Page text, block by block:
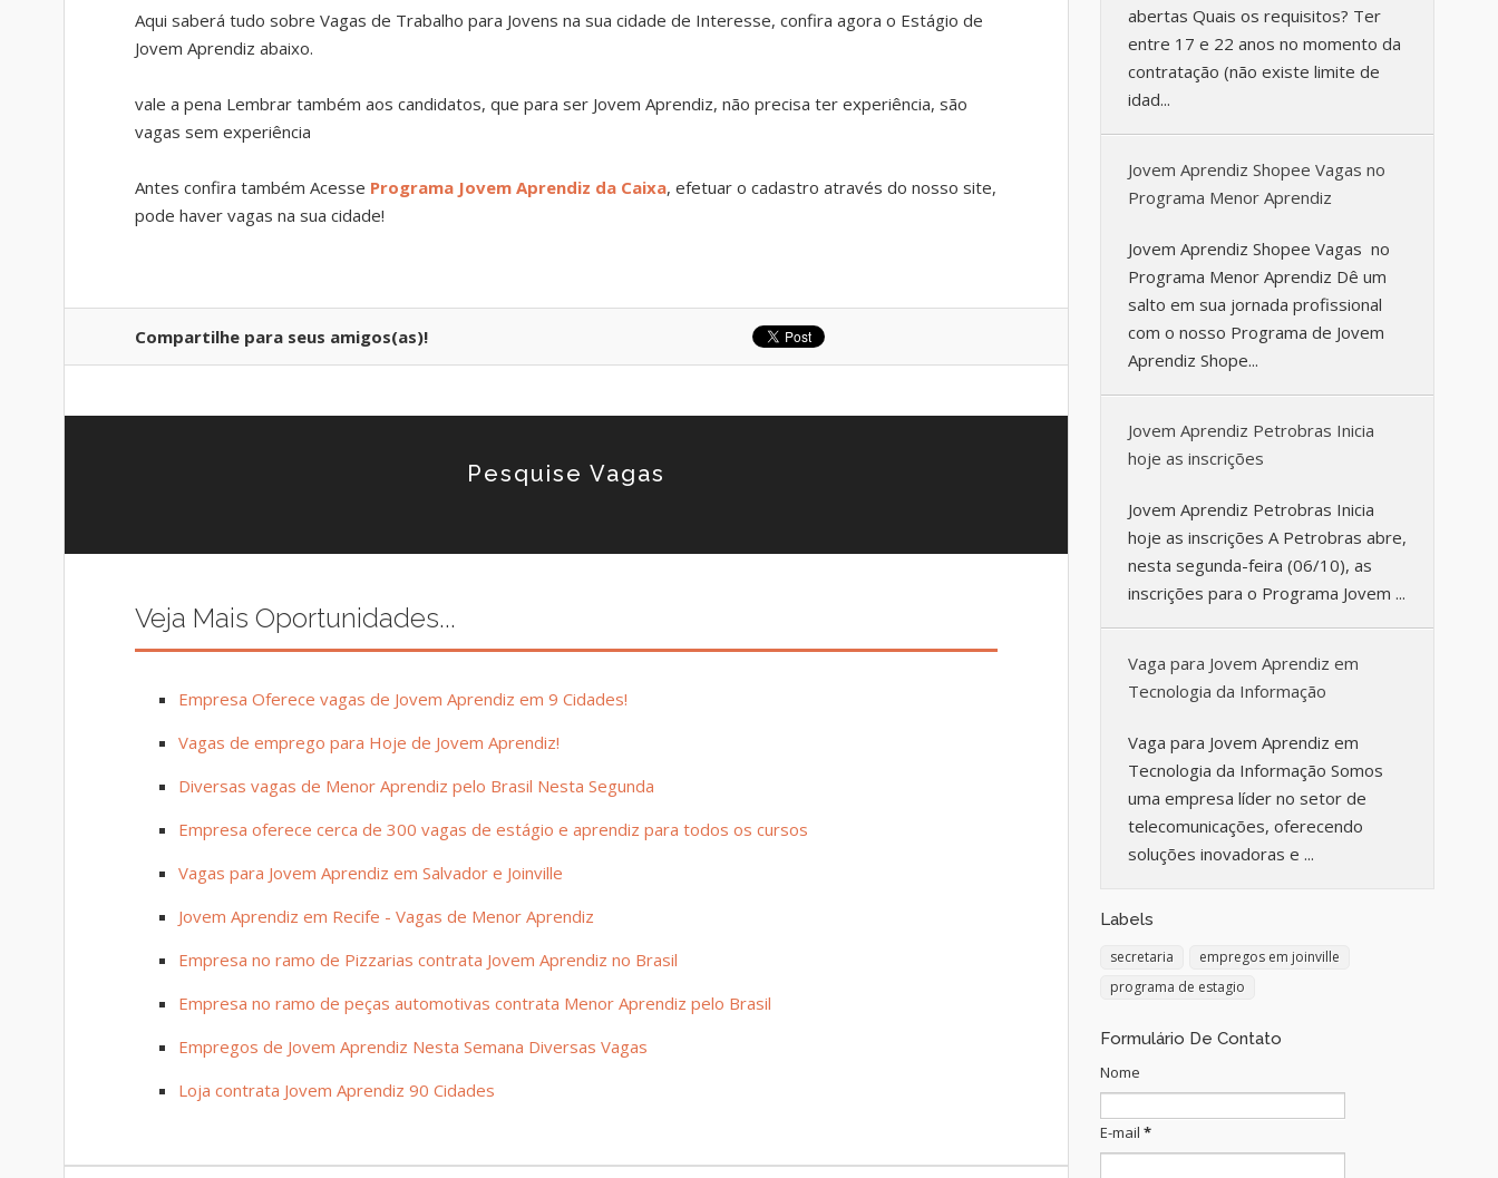
Aqui saberá tudo sobre Vagas de Trabalho para Jovens na sua cidade de Interesse, confira agora o Estágio de
Jovem Aprendiz abaixo.
vale a pena Lembrar também aos candidatos, que para ser Jovem Aprendiz, não precisa ter experiência, são
vagas sem experiência
Antes confira também Acesse Programa Jovem Aprendiz da Caixa, efetuar o cadastro através do nosso site,
pode haver vagas na sua cidade!
Compartilhe para seus amigos(as)!
Pesquise Vagas
Veja Mais Oportunidades...
Empresa Oferece vagas de Jovem Aprendiz em 9 Cidades!
Vagas de emprego para Hoje de Jovem Aprendiz!
Diversas vagas de Menor Aprendiz pelo Brasil Nesta Segunda
Empresa oferece cerca de 300 vagas de estágio e aprendiz para todos os cursos
Vagas para Jovem Aprendiz em Salvador e Joinville
Jovem Aprendiz em Recife - Vagas de Menor Aprendiz
Empresa no ramo de Pizzarias contrata Jovem Aprendiz no Brasil
Empresa no ramo de peças automotivas contrata Menor Aprendiz pelo Brasil
Empregos de Jovem Aprendiz Nesta Semana Diversas Vagas
Loja contrata Jovem Aprendiz 90 Cidades
abertas Quais os requisitos? Ter
entre 17 e 22 anos no momento da
contratação (não existe limite de
idad...
Jovem Aprendiz Shopee Vagas no
Programa Menor Aprendiz
Jovem Aprendiz Shopee Vagas no
Programa Menor Aprendiz Dê um
salto em sua jornada profissional
com o nosso Programa de Jovem
Aprendiz Shope...
Jovem Aprendiz Petrobras Inicia
hoje as inscrições
Jovem Aprendiz Petrobras Inicia
hoje as inscrições A Petrobras abre,
nesta segunda-feira (06/10), as
inscrições para o Programa Jovem ...
Vaga para Jovem Aprendiz em
Tecnologia da Informação
Vaga para Jovem Aprendiz em
Tecnologia da Informação Somos
uma empresa líder no setor de
telecomunicações, oferecendo
soluções inovadoras e ...
Labels
secretaria
empregos em joinville
programa de estagio
Formulário De Contato
Nome
E-mail *